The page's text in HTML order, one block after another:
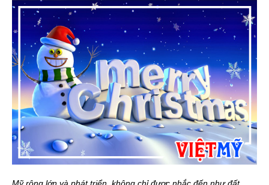
Mỹ rộng lớn và phát triển, không chỉ được nhắc đến như đất